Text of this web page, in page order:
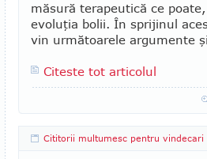
măsură terapeutică ce
evoluţia bolii. În spriji­nul
vin următoarele ar­gumente
Citeste tot articolul
Cititorii multumesc pentru vindecari